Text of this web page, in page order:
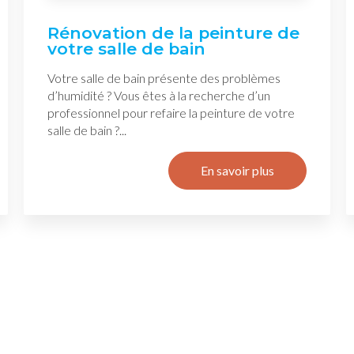
Rénovation de la peinture de
votre salle de bain
Votre salle de bain présente des problèmes
d’humidité ? Vous êtes à la recherche d’un
professionnel pour refaire la peinture de votre
salle de bain ?...
En savoir plus